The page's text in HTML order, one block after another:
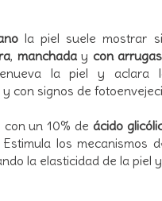
la piel suele mostrar
, manchaday con
la piel y aclara
con signos de
un 10% de ácido
Estimula los mecanismos
la elasticidad de la piel